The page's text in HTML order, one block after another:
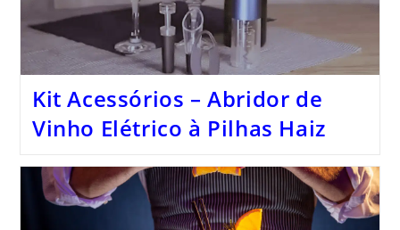
Kit Acessórios – Abridor de
Vinho Elétrico à Pilhas Haiz